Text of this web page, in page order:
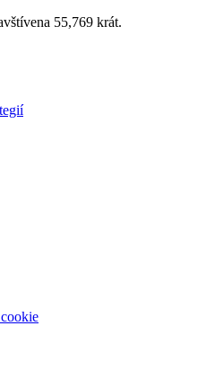
55,769 krát.